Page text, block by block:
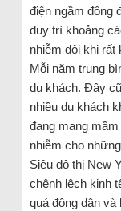
điện ngầm đông
duy trì khoảng
nhiễm đôi khi rất
Mỗi năm trung
du khách. Đây
nhiều du khách
đang mang
nhiễm cho
Siêu đô thị New
chênh lệch kinh
quá đông dân và